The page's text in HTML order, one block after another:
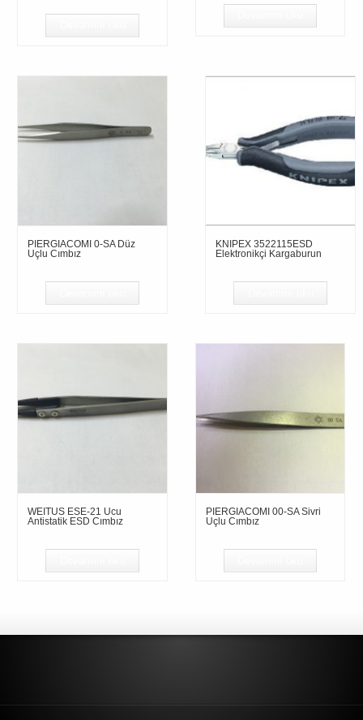
PIERGIACOMI 0-SA Düz
Uçlu Cımbız
KNIPEX 3522115ESD
Elektronikçi Kargaburun
WEITUS ESE-21 Ucu
Antistatik ESD Cımbız
PIERGIACOMI 00-SA Sivri
Uçlu Cımbız